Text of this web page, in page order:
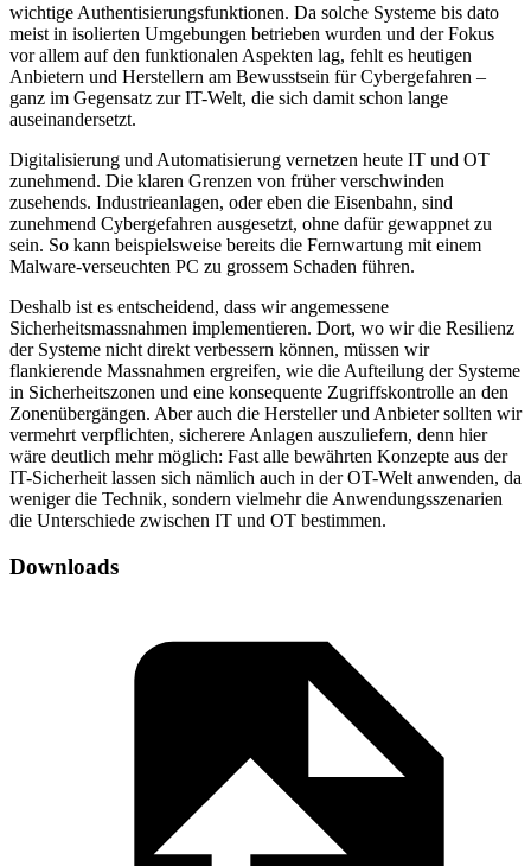
wichtige Authentisierungsfunktionen. Da solche Systeme bis dato
meist in isolierten Umgebungen betrieben wurden und der Fokus
vor allem auf den funktionalen Aspekten lag, fehlt es heutigen
Anbietern und Herstellern am Bewusstsein für Cybergefahren –
ganz im Gegensatz zur IT-Welt, die sich damit schon lange
auseinandersetzt.
Digitalisierung und Automatisierung vernetzen heute IT und OT
zunehmend. Die klaren Grenzen von früher verschwinden
zusehends. Industrieanlagen, oder eben die Eisenbahn, sind
zunehmend Cybergefahren ausgesetzt, ohne dafür gewappnet zu
sein. So kann beispielsweise bereits die Fernwartung mit einem
Malware-verseuchten PC zu grossem Schaden führen.
Deshalb ist es entscheidend, dass wir angemessene
Sicherheitsmassnahmen implementieren. Dort, wo wir die Resilienz
der Systeme nicht direkt verbessern können, müssen wir
flankierende Massnahmen ergreifen, wie die Aufteilung der Systeme
in Sicherheitszonen und eine konsequente Zugriffskontrolle an den
Zonenübergängen. Aber auch die Hersteller und Anbieter sollten wir
vermehrt verpflichten, sicherere Anlagen auszuliefern, denn hier
wäre deutlich mehr möglich: Fast alle bewährten Konzepte aus der
IT-Sicherheit lassen sich nämlich auch in der OT-Welt anwenden, da
weniger die Technik, sondern vielmehr die Anwendungsszenarien
die Unterschiede zwischen IT und OT bestimmen.
Downloads